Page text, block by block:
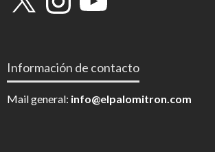
Información de contacto
Mail general: info@elpalomitron.com